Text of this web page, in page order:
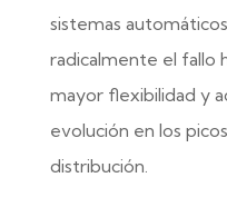
sistemas
radicalmente el fallo
mayor flexibilidad y
evolución en los
distribución.